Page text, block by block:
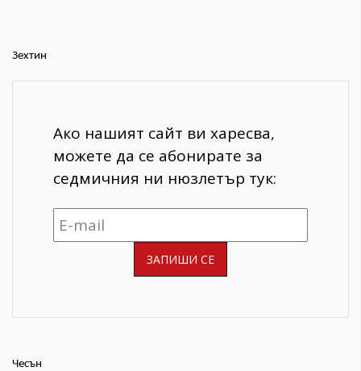
Зехтин
Ако нашият сайт ви харесва,
можете да се абонирате за
седмичния ни нюзлетър тук:
Чесън